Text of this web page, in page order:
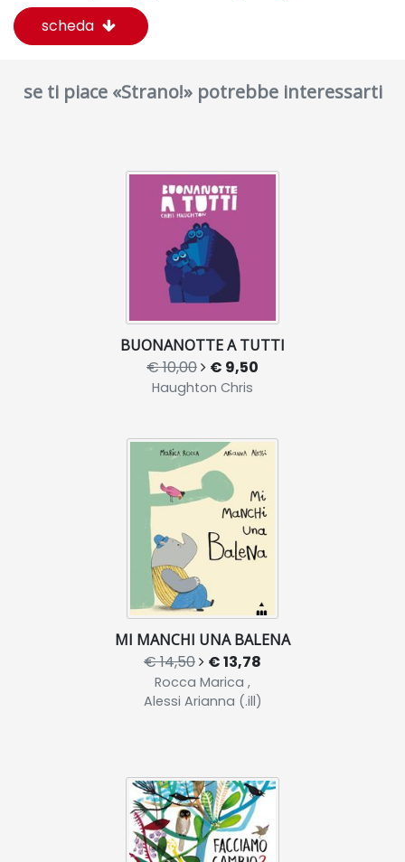
scheda
se ti piace «Strano!» potrebbe interessarti
BUONANOTTE A TUTTI
€ 10,00 € 9,50
Haughton Chris
MI MANCHI UNA BALENA
€ 14,50 € 13,78
Rocca Marica ,
Alessi Arianna (.ill)